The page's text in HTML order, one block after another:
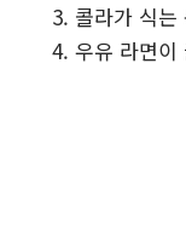
3. 콜라가 식는
4. 우유 라면이